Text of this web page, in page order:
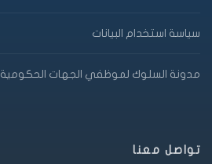
سياسة استخدام البيانات
مدونة السلوك لموظفي الجهات الحكومية
تواصل معنا